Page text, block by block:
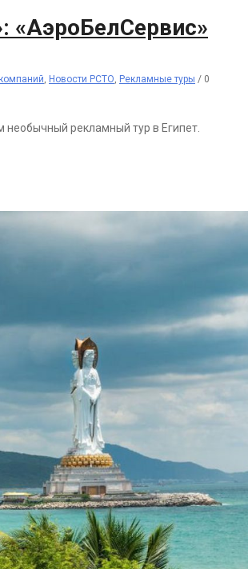
«АэроБелСервис»
, Новости РСТО, Рекламные туры / 0
рекламный тур в Египет.